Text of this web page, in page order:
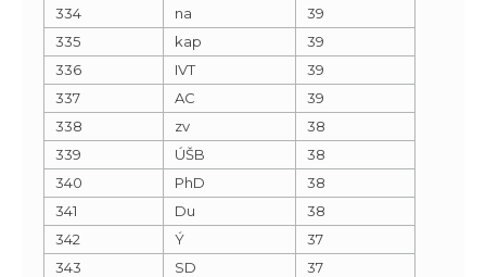
334
na
39
335
kap
39
336
IVT
39
337
AC
39
338
zv
38
339
ÚŠB
38
340
PhD
38
341
Du
38
342
Ý
37
343
SD
37